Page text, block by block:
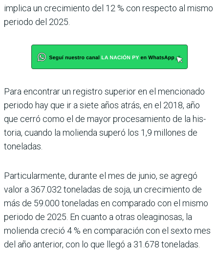
implica un crecimiento del 12 % con respecto al mismo
periodo del 2025.
Para encontrar un registro superior en el mencionado
periodo hay que ir a siete años atrás, en el 2018, año
que cerró como el de mayor procesamiento de la his­
toria, cuando la molienda superó los 1,9 millones de
toneladas.
Particularmente, durante el mes de junio, se agregó
valor a 367.032 toneladas de soja, un crecimiento de
más de 59.000 tonela­das en comparado con el mismo
periodo de 2025. En cuanto a otras oleaginosas, la
molienda creció 4 % en comparación con el sexto mes
del año anterior, con lo que llegó a 31.678 toneladas.